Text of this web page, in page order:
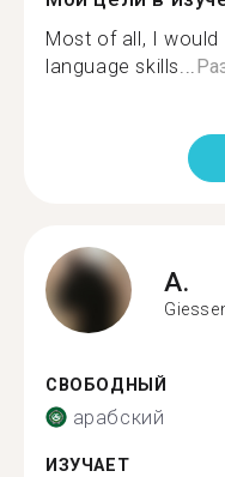
Most of all, I
language skills...
A.
СВОБОДНЫЙ
арабский
ИЗУЧАЕТ